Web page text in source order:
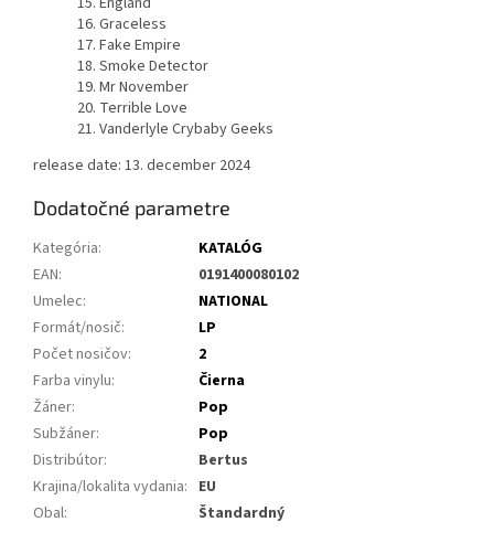
16. Graceless
17. Fake Empire
18. Smoke Detector
19. Mr November
20. Terrible Love
21. Vanderlyle Crybaby Geeks
release date: 13. december 2024
Dodatočné parametre
Kategória:
KATALÓG
EAN:
0191400080102
Umelec:
NATIONAL
Formát/nosič:
LP
Počet nosičov:
2
Farba vinylu:
Čierna
Žáner:
Pop
Subžáner:
Pop
Distribútor:
Bertus
Krajina/lokalita vydania: EU
Obal: Štandardný